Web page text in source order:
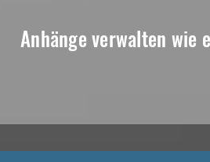
Anhänge verwalten wie